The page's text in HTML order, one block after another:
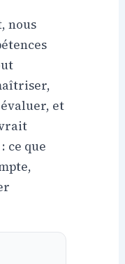
nous
et
ce que